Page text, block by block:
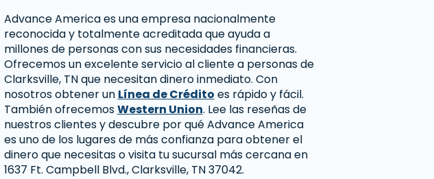
Advance America es una empresa nacionalmente
reconocida y totalmente acreditada que ayuda a
millones de personas con sus necesidades financieras.
Ofrecemos un excelente servicio al cliente a personas de
Clarksville, TN que necesitan dinero inmediato. Con
nosotros obtener un Línea de Crédito es rápido y fácil.
También ofrecemosWestern Union. Lee las reseñas de
nuestros clientes y descubre por qué Advance America
es uno de los lugares de más confianza para obtener el
dinero que necesitas o visita tu sucursal más cercana en
1637 Ft. Campbell Blvd., Clarksville, TN 37042.